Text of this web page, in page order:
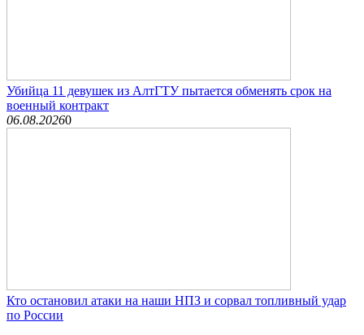
Убийца 11 девушек из АлтГТУ пытается обменять срок на
военный контракт
06.08.20260
Кто остановил атаки на наши НПЗ и сорвал топливный удар
по России